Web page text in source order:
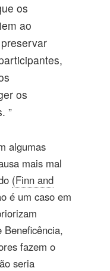
os
ao
os
”
algumas
mais mal
(Finn and
é um caso em
Beneficência,
fazem o
seria